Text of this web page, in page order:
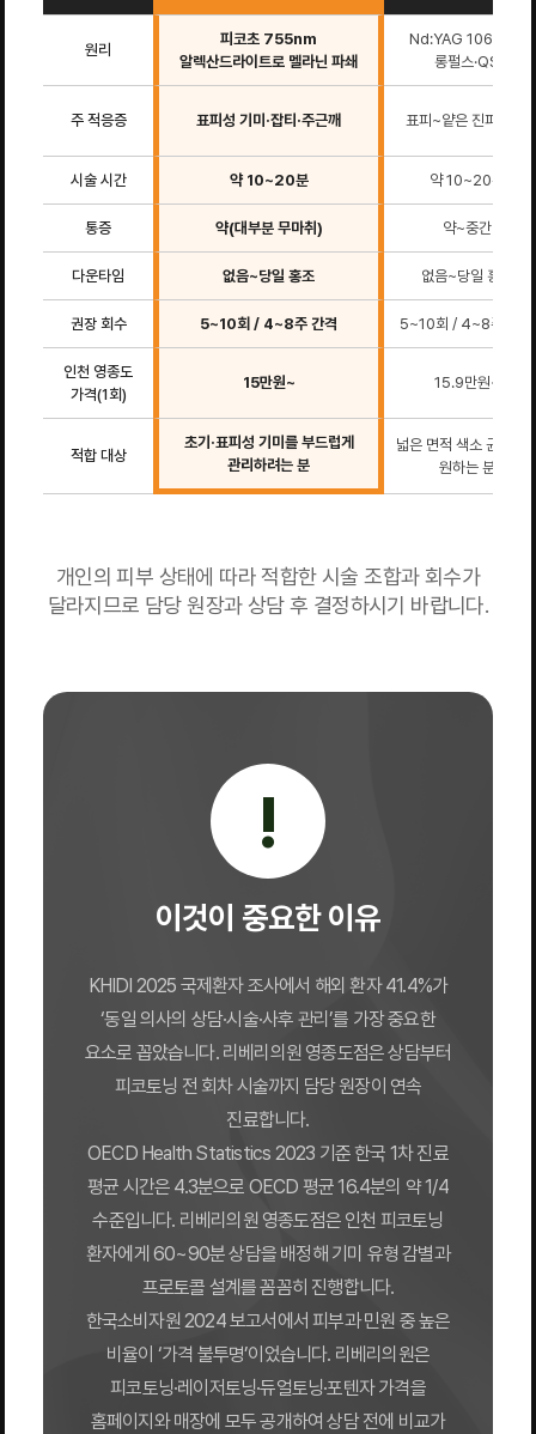
원리
피코초 755nm
알렉산드라이트로 멜라닌 파쇄
Nd:YAG 1064nm
롱펄스·QS
주 적응증 표피성 기미·잡티·주근깨 표피~얕은 진피 색소
시술 시간 약 10~20분 약 10~20분
통증 약(대부분 무마취) 약~중간
다운타임 없음~당일 홍조 없음~당일 홍조
권장 회수 5~10회 / 4~8주 간격 5~10회 / 4~8주 간격
인천 영종도
가격(1회)
15만원~ 15.9만원~
적합 대상
초기·표피성 기미를 부드럽게
관리하려는 분
넓은 면적 색소 균일화
원하는 분
개인의 피부 상태에 따라 적합한 시술 조합과 회수가
달라지므로 담당 원장과 상담 후 결정하시기 바랍니다.
!
이것이 중요한 이유
KHIDI 2025 국제환자 조사에서 해외 환자 41.4%가
‘동일 의사의 상담·시술·사후 관리’를 가장 중요한
요소로 꼽았습니다. 리베리의원 영종도점은 상담부터
피코토닝 전 회차 시술까지 담당 원장이 연속
진료합니다.
OECD Health Statistics 2023 기준 한국 1차 진료
평균 시간은 4.3분으로 OECD 평균 16.4분의 약 1/4
수준입니다. 리베리의원 영종도점은 인천 피코토닝
환자에게 60~90분 상담을 배정해 기미 유형 감별과
프로토콜 설계를 꼼꼼히 진행합니다.
한국소비자원 2024 보고서에서 피부과 민원 중 높은
비율이 ‘가격 불투명’이었습니다. 리베리의원은
피코토닝·레이저토닝·듀얼토닝·포텐자 가격을
홈페이지와 매장에 모두 공개하여 상담 전에 비교가